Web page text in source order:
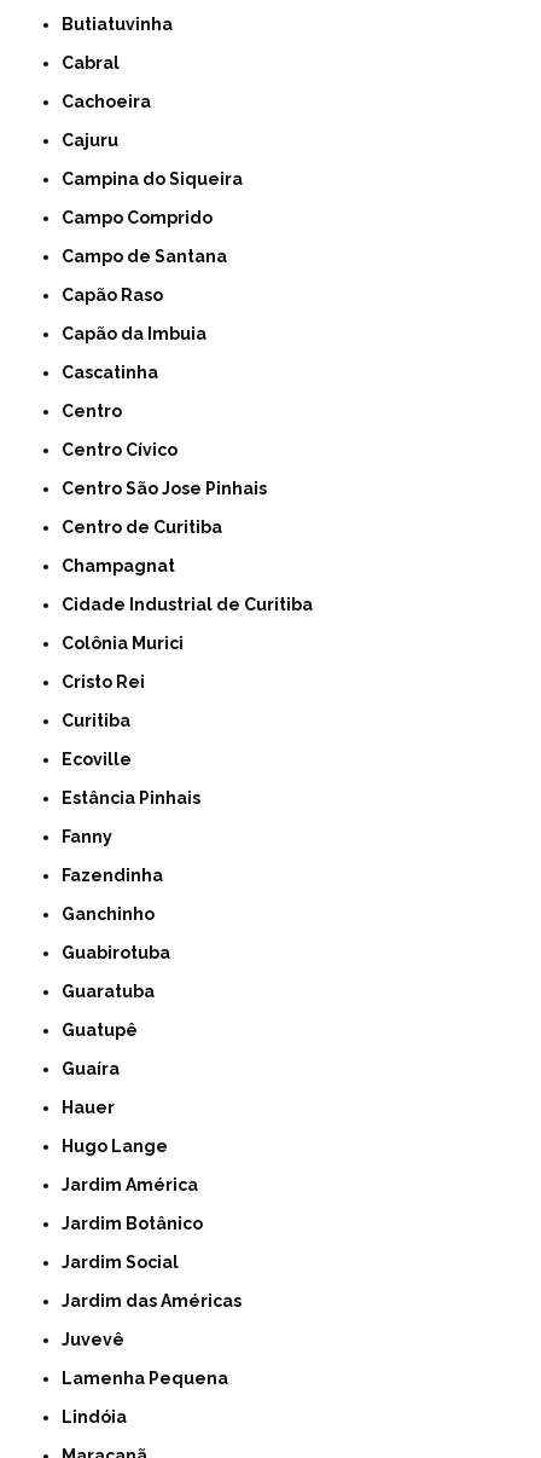
Butiatuvinha
Cabral
Cachoeira
Cajuru
Campina do Siqueira
Campo Comprido
Campo de Santana
Capão Raso
Capão da Imbuia
Cascatinha
Centro
Centro Cívico
Centro São Jose Pinhais
Centro de Curitiba
Champagnat
Cidade Industrial de Curitiba
Colônia Murici
Cristo Rei
Curitiba
Ecoville
Estância Pinhais
Fanny
Fazendinha
Ganchinho
Guabirotuba
Guaratuba
Guatupê
Guaíra
Hauer
Hugo Lange
Jardim América
Jardim Botânico
Jardim Social
Jardim das Américas
Juvevê
Lamenha Pequena
Lindóia